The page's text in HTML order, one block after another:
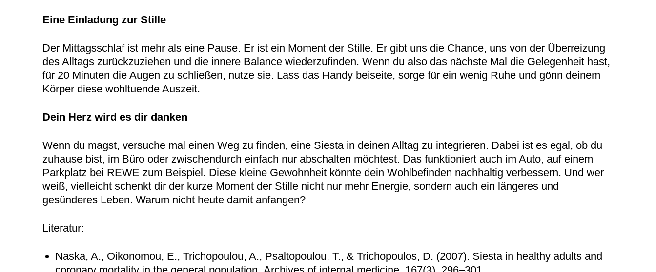
Eine Einladung zur Stille
Der Mittagsschlaf ist mehr als eine Pause. Er ist ein Moment der Stille. Er gibt uns die Chance, uns von der Überreizung
des Alltags zurückzuziehen und die innere Balance wiederzufinden. Wenn du also das nächste Mal die Gelegenheit hast,
für 20 Minuten die Augen zu schließen, nutze sie. Lass das Handy beiseite, sorge für ein wenig Ruhe und gönn deinem
Körper diese wohltuende Auszeit.
Dein Herz wird es dir danken
Wenn du magst, versuche mal einen Weg zu finden, eine Siesta in deinen Alltag zu integrieren. Dabei ist es egal, ob du
zuhause bist, im Büro oder zwischendurch einfach nur abschalten möchtest. Das funktioniert auch im Auto, auf einem
Parkplatz bei REWE zum Beispiel. Diese kleine Gewohnheit könnte dein Wohlbefinden nachhaltig verbessern. Und wer
weiß, vielleicht schenkt dir der kurze Moment der Stille nicht nur mehr Energie, sondern auch ein längeres und
gesünderes Leben. Warum nicht heute damit anfangen?
Literatur:
Naska, A., Oikonomou, E., Trichopoulou, A., Psaltopoulou, T., & Trichopoulos, D. (2007). Siesta in healthy adults and